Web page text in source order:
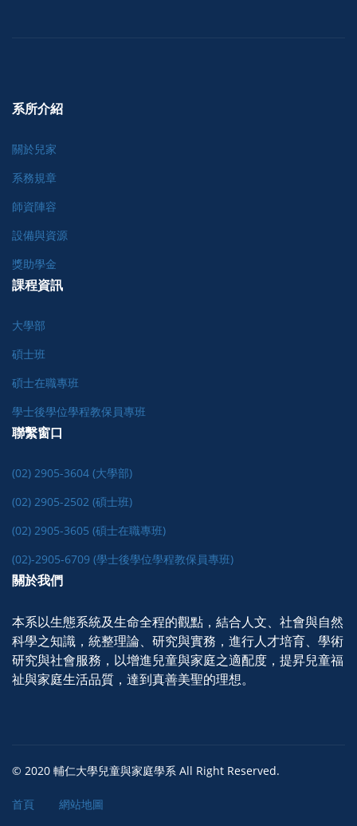
系所介紹
關於兒家
系務規章
師資陣容
設備與資源
獎助學金
課程資訊
大學部
碩士班
碩士在職專班
學士後學位學程教保員專班
聯繫窗口
(02) 2905-3604 (大學部)
(02) 2905-2502 (碩士班)
(02) 2905-3605 (碩士在職專班)
(02)-2905-6709 (學士後學位學程教保員專班)
關於我們
本系以生態系統及生命全程的觀點，結合人文、社會與自然
科學之知識，統整理論、研究與實務，進行人才培育、學術
研究與社會服務，以增進兒童與家庭之適配度，提昇兒童福
祉與家庭生活品質，達到真善美聖的理想。
© 2020 輔仁大學兒童與家庭學系 All Right Reserved.
首頁 網站地圖